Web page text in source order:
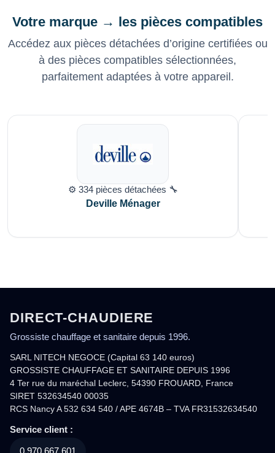
Votre marque → les pièces compatibles
Accédez aux pièces détachées d’origine certifiées ou
à des pièces compatibles sélectionnées,
parfaitement adaptées à votre appareil.
⚙️ 334 pièces détachées 🔧
Deville Ménager
DIRECT-CHAUDIERE
Grossiste chauffage et sanitaire depuis 1996.
SARL NITECH NEGOCE (Capital 63 140 euros)
GROSSISTE CHAUFFAGE ET SANITAIRE DEPUIS 1996
4 Ter rue du maréchal Leclerc, 54390 FROUARD, France
SIRET 532634540 00035
RCS Nancy A 532 634 540 / APE 4674B – TVA FR31532634540
Service client :